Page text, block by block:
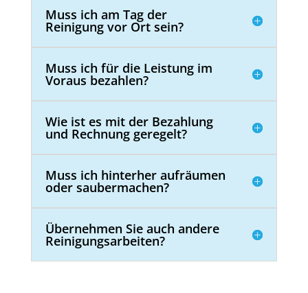
Muss ich am Tag der
Reinigung vor Ort sein?
Muss ich für die Leistung im
Voraus bezahlen?
Wie ist es mit der Bezahlung
und Rechnung geregelt?
Muss ich hinterher aufräumen
oder saubermachen?
Übernehmen Sie auch andere
Reinigungsarbeiten?